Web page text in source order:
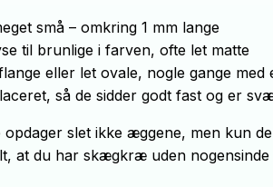
små – omkring 1 mm lange
til brunlige i farven, ofte let matte
eller let ovale, nogle gange med
så de sidder godt fast og er
opdager slet ikke æggene, men kun
at du har skægkræ uden